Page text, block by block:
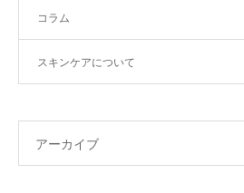
コラム
スキンケアについて
アーカイブ